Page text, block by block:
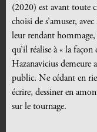
(2020) est avant toute
choisi de s’amuser,
leur rendant
qu’il réalise à « la
Hazanavicius demeure
public. Ne cédant en
écrire, dessiner en
sur le tournage.